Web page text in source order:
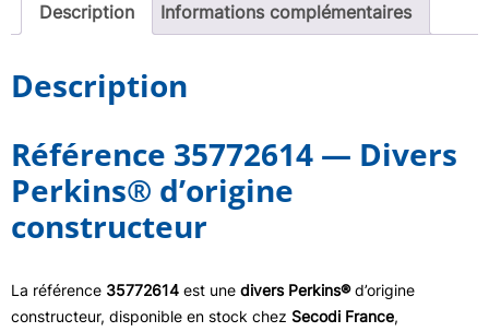
Description Informations complémentaires
Description
Référence 35772614 — Divers
Perkins® d’origine
constructeur
La référence 35772614 est une divers Perkins®d’origine
constructeur, disponible en stock chez Secodi France,